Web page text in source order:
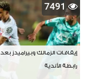
7491
إيقافات الزمالك وبيراميدز بعد
رابطة الأندية